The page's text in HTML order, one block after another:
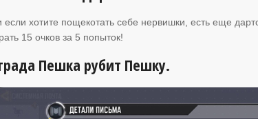
если хотите пощекотать себе нервишки, есть еще
15 очков за 5 попыток!
Пешка рубит Пешку.